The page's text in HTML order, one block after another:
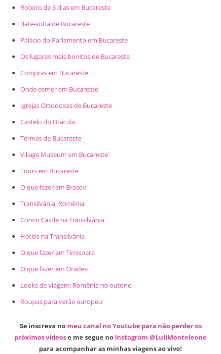
Roteiro de 3 dias em Bucareste
Bate-volta de Bucareste
Palácio do Parlamento em Bucareste
Os lugares mais bonitos de Bucareste
Compras em Bucareste
Onde comer em Bucareste
Igrejas Ortodoxas de Bucareste
Castelo do Drácula
Termas de Bucareste
Village Museum em Bucareste
Tours em Bucareste
O que fazer em Brasov
Transilvânia, Romênia
Corvin Castle na Transilvânia
Hotéis na Transilvânia
O que fazer em Timisoara
O que fazer em Oradea
Looks de viagem: Romênia no outono
Roupas para verão europeu
Se inscreva no meu canal no Youtube para não perder os
próximos vídeose me segue no Instagram @LuliMonteleone
para acompanhar as minhas viagens ao vivo!